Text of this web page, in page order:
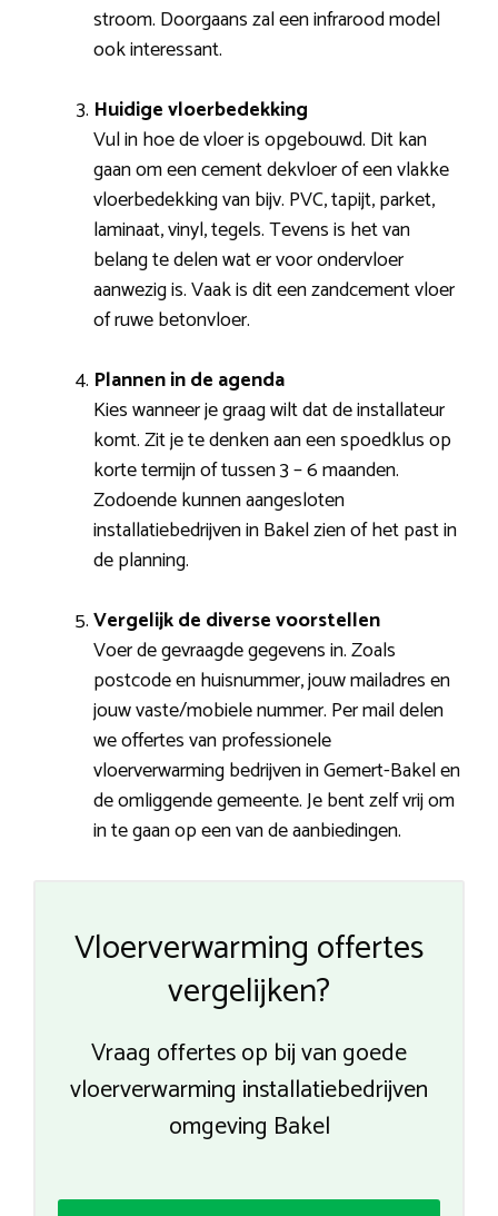
stroom. Doorgaans zal een infrarood model
ook interessant.
Huidige vloerbedekking
Vul in hoe de vloer is opgebouwd. Dit kan
gaan om een cement dekvloer of een vlakke
vloerbedekking van bijv. PVC, tapijt, parket,
laminaat, vinyl, tegels. Tevens is het van
belang te delen wat er voor ondervloer
aanwezig is. Vaak is dit een zandcement vloer
of ruwe betonvloer.
Plannen in de agenda
Kies wanneer je graag wilt dat de installateur
komt. Zit je te denken aan een spoedklus op
korte termijn of tussen 3 – 6 maanden.
Zodoende kunnen aangesloten
installatiebedrijven in Bakel zien of het past in
de planning.
Vergelijk de diverse voorstellen
Voer de gevraagde gegevens in. Zoals
postcode en huisnummer, jouw mailadres en
jouw vaste/mobiele nummer. Per mail delen
we offertes van professionele
vloerverwarming bedrijven in Gemert-Bakel en
de omliggende gemeente. Je bent zelf vrij om
in te gaan op een van de aanbiedingen.
Vloerverwarming offertes
vergelijken?
Vraag offertes op bij van goede
vloerverwarming installatiebedrijven
omgeving Bakel